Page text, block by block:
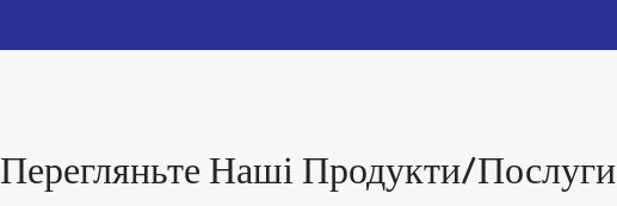
Перегляньте Наші Продукти/послуги